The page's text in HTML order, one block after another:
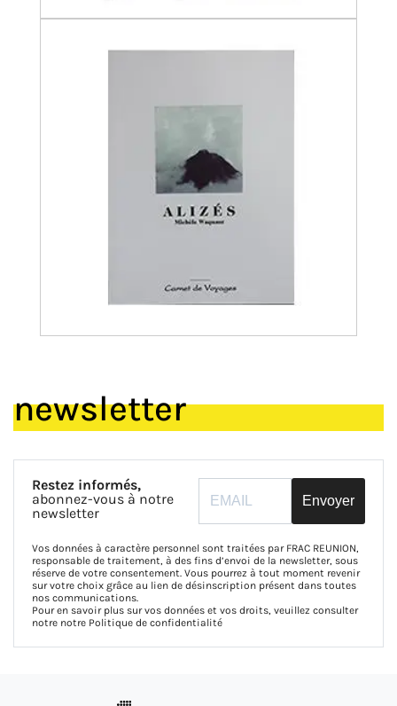
newsletter
Restez informés,
abonnez-vous à notre
newsletter
Envoyer
Vos données à caractère personnel sont traitées par FRAC REUNION,
responsable de traitement, à des fins d’envoi de la newsletter, sous
réserve de votre consentement. Vous pourrez à tout moment revenir
sur votre choix grâce au lien de désinscription présent dans toutes
nos communications.
Pour en savoir plus sur vos données et vos droits, veuillez consulter
notre notre Politique de confidentialité